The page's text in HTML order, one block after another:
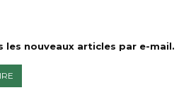
les nouveaux articles par e-mail.